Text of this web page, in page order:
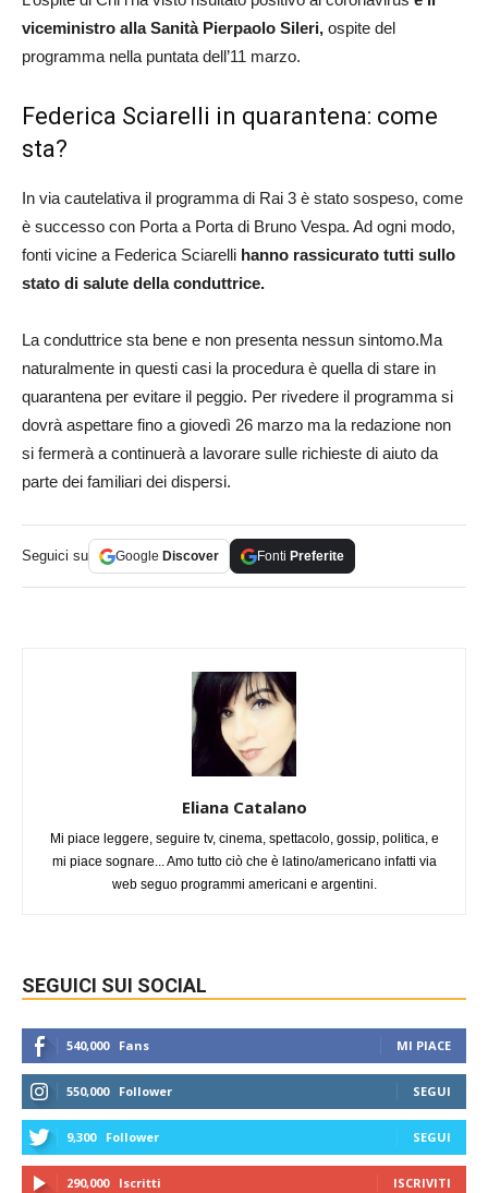
viceministro alla Sanità Pierpaolo Sileri, ospite del
programma nella puntata dell’11 marzo.
Federica Sciarelli in quarantena: come
sta?
In via cautelativa il programma di Rai 3 è stato sospeso, come
è successo con Porta a Porta di Bruno Vespa. Ad ogni modo,
fonti vicine a Federica Sciarelli hanno rassicurato tutti sullo
stato di salute della conduttrice.
La conduttrice sta bene e non presenta nessun sintomo.Ma
naturalmente in questi casi la procedura è quella di stare in
quarantena per evitare il peggio. Per rivedere il programma si
dovrà aspettare fino a giovedì 26 marzo ma la redazione non
si fermerà a continuerà a lavorare sulle richieste di aiuto da
parte dei familiari dei dispersi.
Seguici su Google Discover Fonti Preferite
Eliana Catalano
Mi piace leggere, seguire tv, cinema, spettacolo, gossip, politica, e
mi piace sognare... Amo tutto ciò che è latino/americano infatti via
web seguo programmi americani e argentini.
SEGUICI SUI SOCIAL
540,000 Fans MI PIACE
550,000 Follower SEGUI
9,300 Follower SEGUI
290,000 Iscritti ISCRIVITI